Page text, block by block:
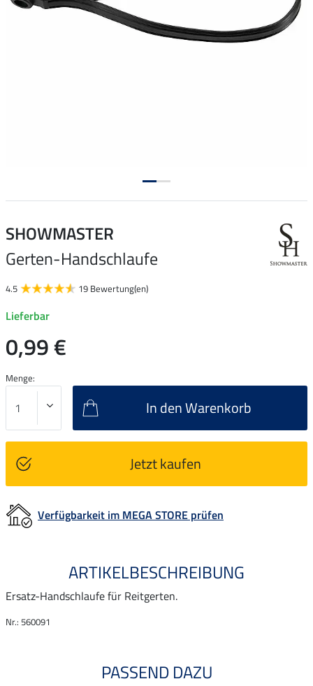
SHOWMASTER
Gerten-Handschlaufe
4.5 19 Bewertung(en)
Lieferbar
0,99 €
Menge:
In den Warenkorb
Jetzt kaufen
Verfügbarkeit im MEGA STORE prüfen
ARTIKELBESCHREIBUNG
Ersatz-Handschlaufe für Reitgerten.
Nr.: 560091
PASSEND DAZU